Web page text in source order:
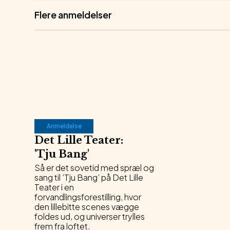
Flere anmeldelser
Anmeldelse
Det Lille Teater:
'Tju Bang'
Så er det sovetid med spræl og
sang til ’Tju Bang’ på Det Lille
Teater i en
forvandlingsforestilling, hvor
den lillebitte scenes vægge
foldes ud, og universer trylles
frem fra loftet.